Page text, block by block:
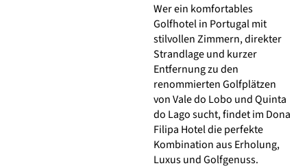
Wer ein komfortables
Golfhotel in Portugal mit
stilvollen Zimmern, direkter
Strandlage und kurzer
Entfernung zu den
renommierten Golfplätzen
von Vale do Lobo und Quinta
do Lago sucht, findet im Dona
Filipa Hotel die perfekte
Kombination aus Erholung,
Luxus und Golfgenuss.